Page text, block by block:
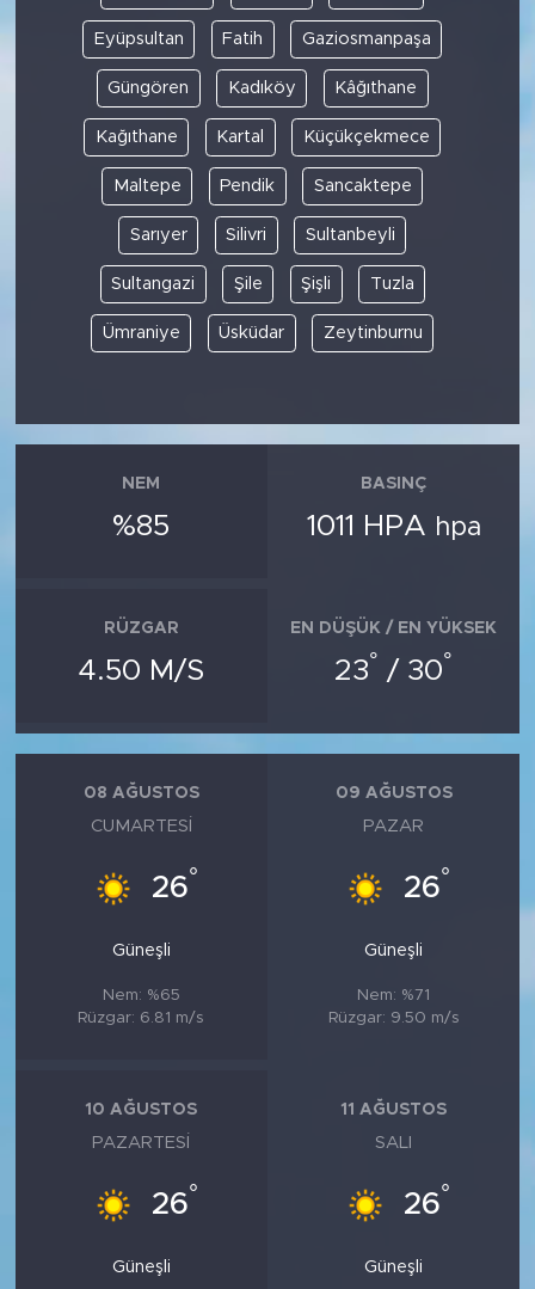
Eyüpsultan Fatih Gaziosmanpaşa
Güngören Kadıköy Kâğıthane
Kağıthane Kartal Küçükçekmece
Maltepe Pendik Sancaktepe
Sarıyer Silivri Sultanbeyli
Sultangazi Şile Şişli Tuzla
Ümraniye Üsküdar Zeytinburnu
NEM
%85
BASINÇ
1011 HPA hpa
RÜZGAR
4.50 M/S
EN DÜŞÜK / EN YÜKSEK
23° / 30°
08 AĞUSTOS
CUMARTESI
26°
Güneşli
Nem: %65
Rüzgar: 6.81 m/s
09 AĞUSTOS
PAZAR
26°
Güneşli
Nem: %71
Rüzgar: 9.50 m/s
10 AĞUSTOS
PAZARTESI
26°
Güneşli
11 AĞUSTOS
SALI
26°
Güneşli